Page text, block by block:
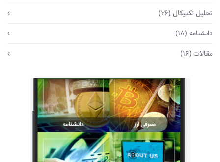
تحلیل تکنیکال (26)
دانشنامه (18)
مقالات (16)